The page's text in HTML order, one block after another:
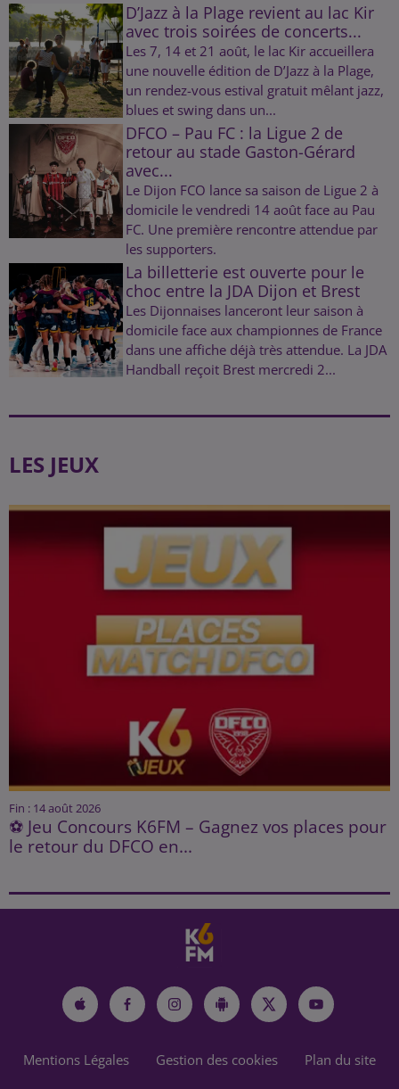
D’Jazz à la Plage revient au lac Kir
avec trois soirées de concerts...
Les 7, 14 et 21 août, le lac Kir accueillera
une nouvelle édition de D’Jazz à la Plage,
un rendez-vous estival gratuit mêlant jazz,
blues et swing dans un...
DFCO – Pau FC : la Ligue 2 de
retour au stade Gaston-Gérard
avec...
Le Dijon FCO lance sa saison de Ligue 2 à
domicile le vendredi 14 août face au Pau
FC. Une première rencontre attendue par
les supporters.
La billetterie est ouverte pour le
choc entre la JDA Dijon et Brest
Les Dijonnaises lanceront leur saison à
domicile face aux championnes de France
dans une affiche déjà très attendue. La JDA
Handball reçoit Brest mercredi 2...
LES JEUX
Fin : 14 août 2026
⚽ Jeu Concours K6FM – Gagnez vos places pour
le retour du DFCO en...
Mentions Légales Gestion des cookies Plan du site